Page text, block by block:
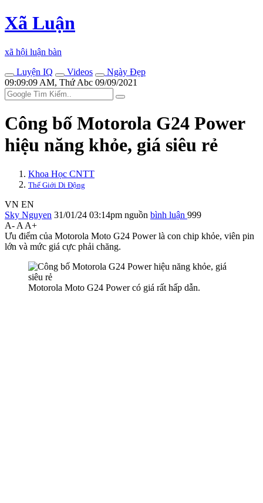
Xã Luận
xã hội luận bàn
Luyện IQ
Videos
Ngày Đẹp
09:09:09 AM, Thứ Abc 09/09/2021
Công bố Motorola G24 Power
hiệu năng khỏe, giá siêu rẻ
Khoa Học CNTT
Thế Giới Di Động
VN EN
Sky Nguyen 31/01/24 03:14pm nguồn bình luận 999
A- A A+
Ưu điểm của Motorola Moto G24 Power là con chip khỏe, viên pin
lớn và mức giá cực phải chăng.
Motorola Moto G24 Power có giá rất hấp dẫn.